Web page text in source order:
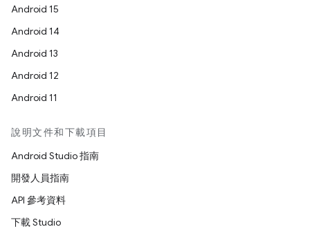
Android 15
Android 14
Android 13
Android 12
Android 11
說明文件和下載項目
Android Studio 指南
開發人員指南
API 參考資料
下載 Studio